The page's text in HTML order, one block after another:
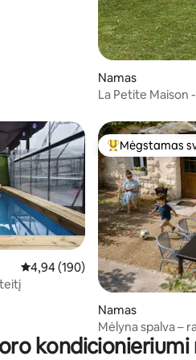
Namas
La Petite Maison
236
Vidutinis įvertinimas: 4,94 iš 5,
4,94 (190)
Svečių
Mėgstamas
Namas
Mėlyna spalva –
Kompjeno ir
kondicionieriumi